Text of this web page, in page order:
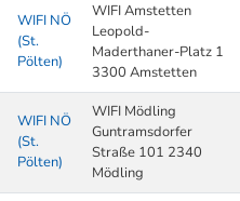
WIFI NÖ
(St.
Pölten)
WIFI Amstetten
Leopold-
Maderthaner-Platz 1
3300 Amstetten
WIFI NÖ
(St.
Pölten)
WIFI Mödling
Guntramsdorfer
Straße 101 2340
Mödling